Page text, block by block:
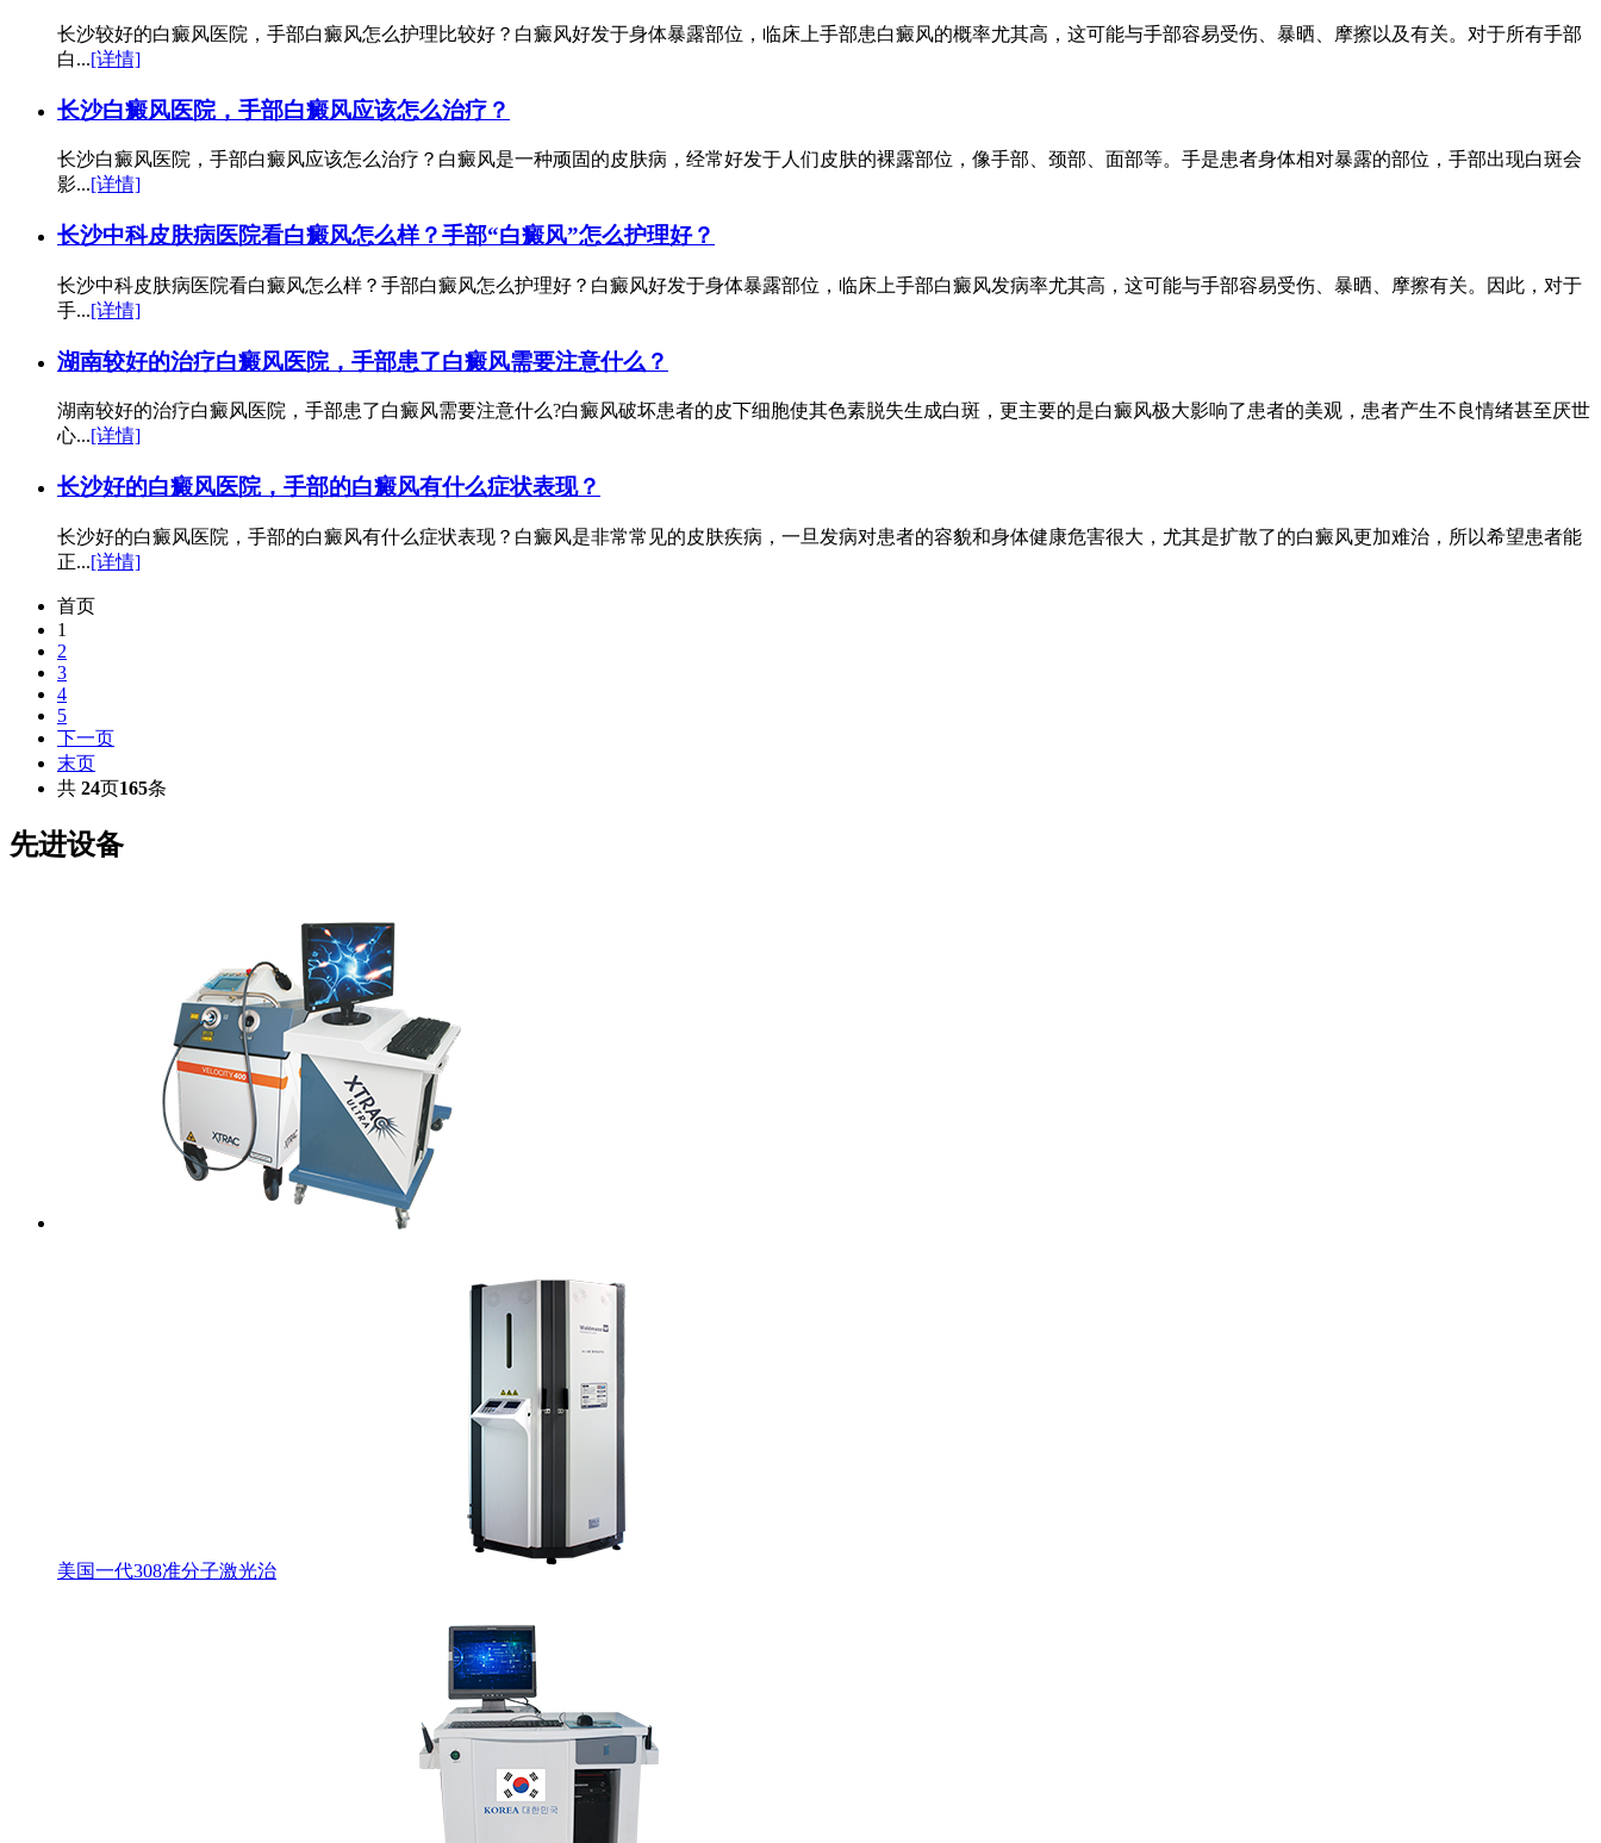
长沙较好的白癜风医院，手部白癜风怎么护理比较好？白癜风好发于身体暴露部位，临床上手部患白癜风的概率尤其高，这可能与手部容易受伤、暴晒、摩擦以及有关。对于所有手部
白...[详情]
长沙白癜风医院，手部白癜风应该怎么治疗？
长沙白癜风医院，手部白癜风应该怎么治疗？白癜风是一种顽固的皮肤病，经常好发于人们皮肤的裸露部位，像手部、颈部、面部等。手是患者身体相对暴露的部位，手部出现白斑会
影...[详情]
长沙中科皮肤病医院看白癜风怎么样？手部“白癜风”怎么护理好？
长沙中科皮肤病医院看白癜风怎么样？手部白癜风怎么护理好？白癜风好发于身体暴露部位，临床上手部白癜风发病率尤其高，这可能与手部容易受伤、暴晒、摩擦有关。因此，对于
手...[详情]
湖南较好的治疗白癜风医院，手部患了白癜风需要注意什么？
湖南较好的治疗白癜风医院，手部患了白癜风需要注意什么?白癜风破坏患者的皮下细胞使其色素脱失生成白斑，更主要的是白癜风极大影响了患者的美观，患者产生不良情绪甚至厌世
心...[详情]
长沙好的白癜风医院，手部的白癜风有什么症状表现？
长沙好的白癜风医院，手部的白癜风有什么症状表现？白癜风是非常常见的皮肤疾病，一旦发病对患者的容貌和身体健康危害很大，尤其是扩散了的白癜风更加难治，所以希望患者能
正...[详情]
首页
1
2
3
4
5
下一页
末页
共 24页165条
先进设备
美国一代308准分子激光治